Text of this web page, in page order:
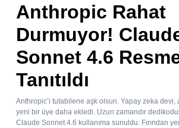
Anthropic Rahat
Durmuyor!
Sonnet 4.6
Tanıtıldı
Anthropic’i tutabilene aşk olsun. Yapay zeka
yeni bir üye daha ekledi. Uzun zamandır
Claude Sonnet 4.6 kullanıma sunuldu. Fırından